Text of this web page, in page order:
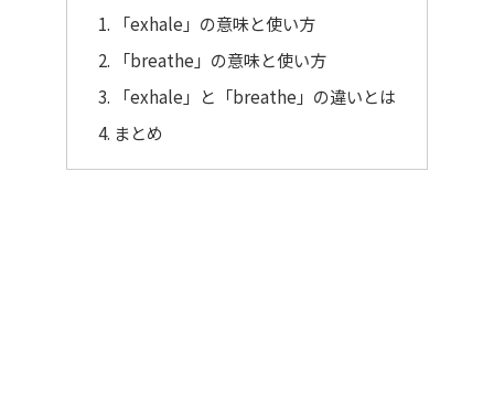
「exhale」の意味と使い方
「breathe」の意味と使い方
「exhale」と「breathe」の違いとは
まとめ